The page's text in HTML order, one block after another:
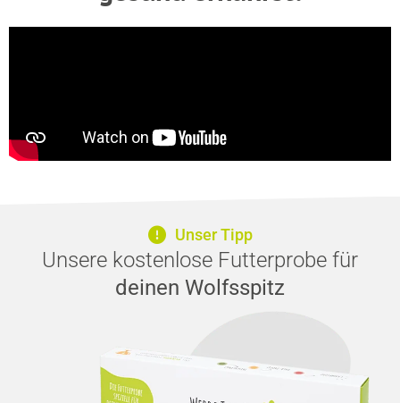
Unser Tipp
Unsere kostenlose Futterprobe für
deinen Wolfsspitz